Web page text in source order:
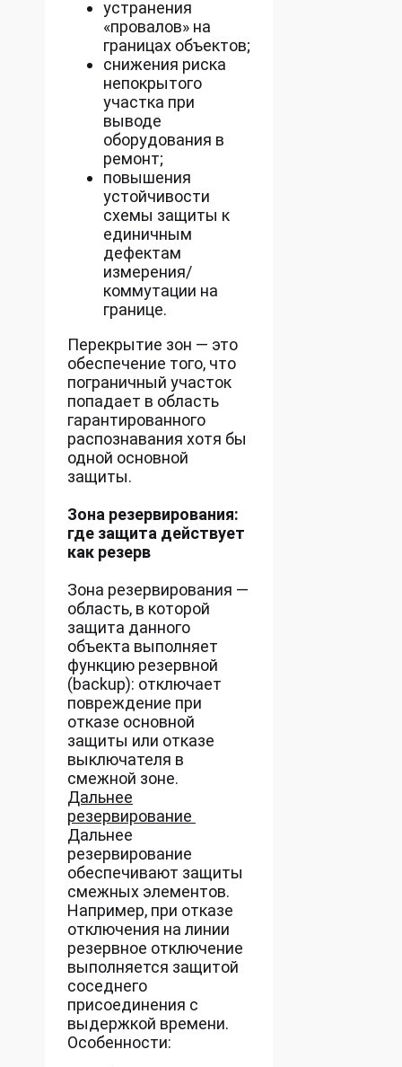
устранения
«провалов» на
границах объектов;
снижения риска
непокрытого
участка при
выводе
оборудования в
ремонт;
повышения
устойчивости
схемы защиты к
единичным
дефектам
измерения/
коммутации на
границе.
Перекрытие зон — это
обеспечение того, что
пограничный участок
попадает в область
гарантированного
распознавания хотя бы
одной основной
защиты.
Зона резервирования:
где защита действует
как резерв
Зона резервирования —
область, в которой
защита данного
объекта выполняет
функцию резервной
(backup): отключает
повреждение при
отказе основной
защиты или отказе
выключателя в
смежной зоне.
Дальнее
резервирование
Дальнее
резервирование
обеспечивают защиты
смежных элементов.
Например, при отказе
отключения на линии
резервное отключение
выполняется защитой
соседнего
присоединения с
выдержкой времени.
Особенности: